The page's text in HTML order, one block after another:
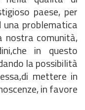
paese, per
problematica
nostra comunità,
in questo
la possibilità
mettere in
in favore